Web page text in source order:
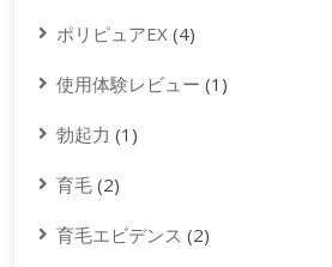
ポリピュアEX (4)
使用体験レビュー (1)
勃起力 (1)
育毛 (2)
育毛エビデンス (2)